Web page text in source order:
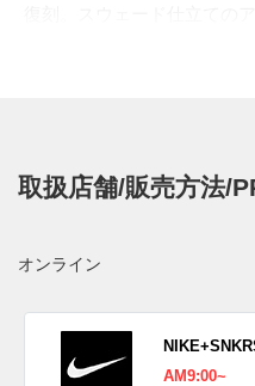
海外では2021年4月10日より
取扱店にて発売予定。価格
報が入り次第、スニーカー
で報告したい。
取扱店舗/販売方法/
オンライン
AM9:00~